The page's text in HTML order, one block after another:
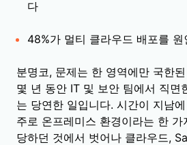
다
48%가 멀티 클라우드 배포를
분명코, 문제는 한 영역에만 국한
몇 년 동안 IT 및 보안 팀에서 직면
는 당연한 일입니다. 시간이 지남
주로 온프레미스 환경이라는 한
당하던 것에서 벗어나 클라우드,